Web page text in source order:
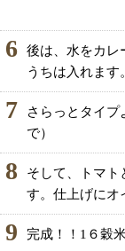
6
後は、水をカレ
うちは入れます。
7
さらっとタイ
で）
8
そして、トマト
す。仕上げにオ
9 完成！！1６穀